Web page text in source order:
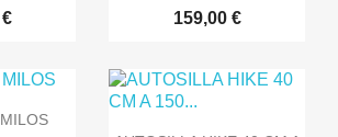
159,00 €